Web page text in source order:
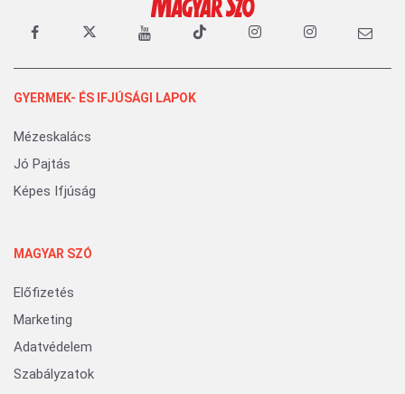
GYERMEK- ÉS IFJÚSÁGI LAPOK
Mézeskalács
Jó Pajtás
Képes Ifjúság
MAGYAR SZÓ
Előfizetés
Marketing
Adatvédelem
Szabályzatok